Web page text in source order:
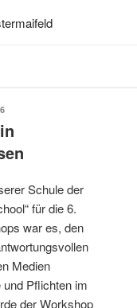
Schule der
für die 6.
war es, den
Medien
Pflichten im
der Workshop